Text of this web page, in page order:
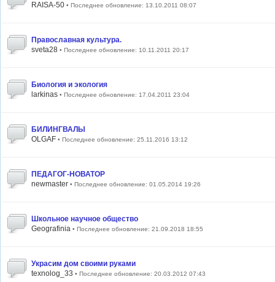
RAISA-50 • Последнее обновление: 13.10.2011 08:07
Православная культура.
sveta28 • Последнее обновление: 10.11.2011 20:17
Биология и экология
larkinas • Последнее обновление: 17.04.2011 23:04
БИЛИНГВАЛЫ
OLGAF • Последнее обновление: 25.11.2016 13:12
ПЕДАГОГ-НОВАТОР
newmaster • Последнее обновление: 01.05.2014 19:26
Школьное научное общество
Geografinia • Последнее обновление: 21.09.2018 18:55
Украсим дом своими руками
texnolog_33 • Последнее обновление: 20.03.2012 07:43